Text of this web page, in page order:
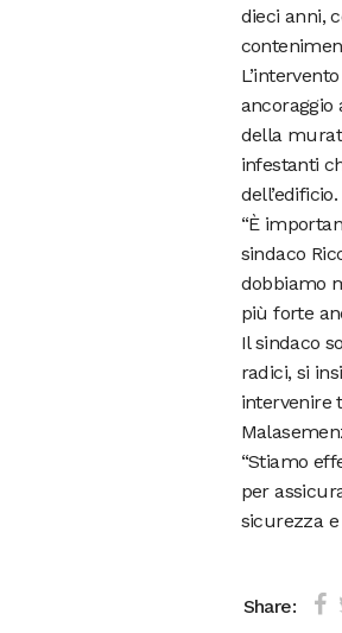
dieci anni,
della
infestanti
dell’edificio.
“È
sindaco
dobbiamo
più forte
Il sindaco
radici, si
intervenire
“Stiamo
per
sicurezza
Share: